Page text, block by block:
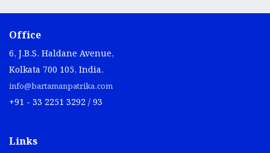
Office
6, J.B.S. Haldane Avenue,
Kolkata 700 105, India.
info@bartamanpatrika.com
+91 - 33 2251 3292 / 93
Links